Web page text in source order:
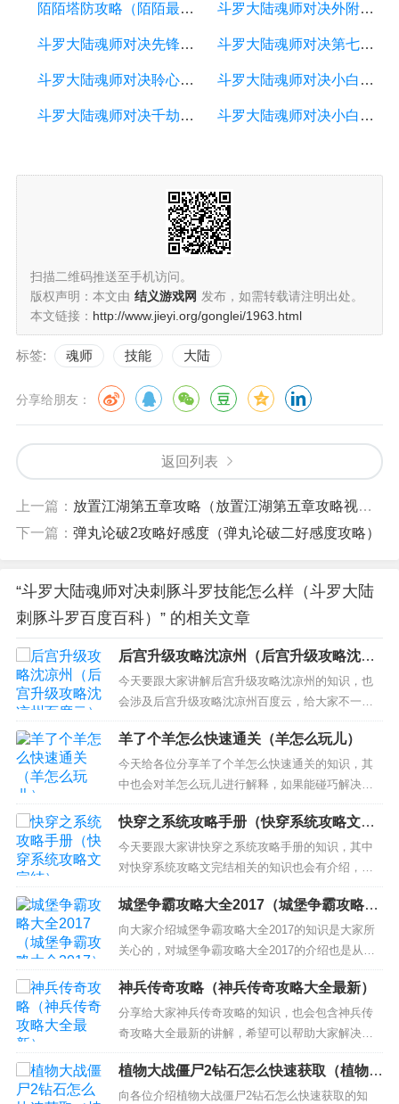
陌陌塔防攻略（陌陌最新攻略） 斗罗大陆魂师对决外附魂骨怎么重铸（斗罗大陆魂师对决魂骨不小心重铸了）
斗罗大陆魂师对决先锋服资格怎么申请（斗罗大陆魂师对决先锋测试服） 斗罗大陆魂师对决第七魂环怎么激活（斗罗大陆魂师对决第七魂环怎么激活的）
斗罗大陆魂师对决聆心问剑外传澄心怎么打（斗罗大陆手游魂师对决剑尘心） 斗罗大陆魂师对决小白魂环怎么选择（斗罗大陆魂师对决小奥魂环搭配）
斗罗大陆魂师对决千劫猫虎阵容怎么搭配（斗罗大陆魂师对决悬赏猫阵容） 斗罗大陆魂师对决小白阵容怎么搭配（斗罗大陆魂师对决新手阵容搭配）
扫描二维码推送至手机访问。
版权声明：本文由 结义游戏网 发布，如需转载请注明出处。
本文链接： http://www.jieyi.org/gonglei/1963.html
标签: 魂师 技能 大陆
分享给朋友：
返回列表
上一篇： 放置江湖第五章攻略（放置江湖第五章攻略视频）
下一篇： 弹丸论破2攻略好感度（弹丸论破二好感度攻略）
“斗罗大陆魂师对决刺豚斗罗技能怎么样（斗罗大陆
刺豚斗罗百度百科）” 的相关文章
后宫升级攻略沈凉州（后宫升级攻略沈凉
州百度云）
今天要跟大家讲解后宫升级攻略沈凉州的知识，也
会涉及后宫升级攻略沈凉州百度云，给大家不一样
的解决方案！ 本文目录一览： 1、《后宫全攻略》t
xt下载在线阅读全文，求百度网盘云资源 2、《后宫
升级记》txt下载在线阅读全文,求百度网盘云资源
3、《[清穿]后宫升级路》txt下载在线阅读全文，求
百...
羊了个羊怎么快速通关（羊怎么玩儿）
今天给各位分享羊了个羊怎么快速通关的知识，其
中也会对羊怎么玩儿进行解释，如果能碰巧解决你
现在面临的问题，别忘了关注本站，现在开始吧！
本文目录一览： 1、游戏羊了个羊怎么通关 2、羊了
个羊通关教程 3、养了个羊通关秘籍是什么 4、羊了
个羊过关技巧 5、第二关羊了个羊怎么过 游戏羊
了...
快穿之系统攻略手册（快穿系统攻略文完
结）
今天要跟大家讲快穿之系统攻略手册的知识，其中
对快穿系统攻略文完结相关的知识也会有介绍，希
望可以帮助大家解答当下的疑问！ 本文目录一览：
1、《快穿系统：万人迷攻略手册》txt下载在线阅读
全文，求百度网盘云资源 2、快穿系统：男神攻略手
册txt百度云 3、《快穿系统：炮灰翻身攻略手册》tx
t...
城堡争霸攻略大全2017（城堡争霸攻略大
全2017）
向大家介绍城堡争霸攻略大全2017的知识是大家所
关心的，对城堡争霸攻略大全2017的介绍也是从多
个角度来解答，希望可以让大家解决现在的问题！
本文目录一览： 1、城堡争霸 攻略 台服版本一共出
了多少个紫色英雄 2、城堡争霸什么英雄好 平民玩
家英雄推荐 3、怪物攻城活动要掌握哪些技巧 城堡
争...
神兵传奇攻略（神兵传奇攻略大全最新）
分享给大家神兵传奇攻略的知识，也会包含神兵传
奇攻略大全最新的讲解，希望可以帮助大家解决现
在的问题！ 本文目录一览： 1、冒险王之神兵传奇
在那一关遇到精力 2、冒险王神兵传奇软云坡boss
怎么打？ 3、冒险王之神兵传奇攻略 冒险王之神兵
植物大战僵尸2钻石怎么快速获取（植物大
战僵尸2怎么快速获得钻石?）
向各位介绍植物大战僵尸2钻石怎么快速获取的知